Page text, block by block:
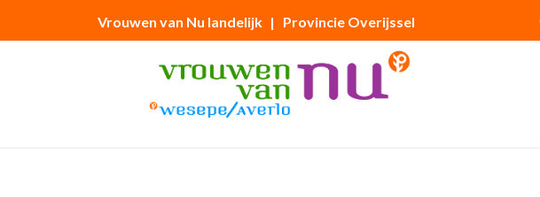
Vrouwen van Nu landelijk | Provincie Overijssel